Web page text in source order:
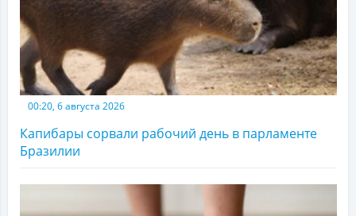
00:20, 6 августа 2026
Капибары сорвали рабочий день в парламенте
Бразилии